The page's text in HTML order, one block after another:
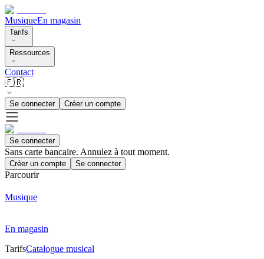
MusiqueEn magasin
Tarifs
Ressources
Contact
🇫🇷
Se connecter Créer un compte
Se connecter
Sans carte bancaire. Annulez à tout moment.
Créer un compte Se connecter
Parcourir
Musique
En magasin
TarifsCatalogue musical